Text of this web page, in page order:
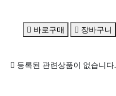
바로구매 장바구니
등록된 관련상품이 없습니다.